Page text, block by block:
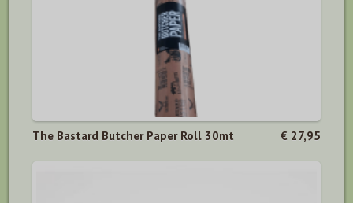
The Bastard Butcher Paper Roll 30mt € 27,95